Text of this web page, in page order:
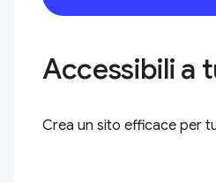
Accessibili a
Crea un sito efficace per